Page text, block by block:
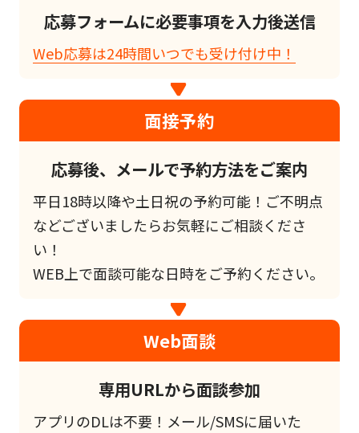
応募フォームに必要事項を入力後送信
Web応募は24時間いつでも受け付け中！
面接予約
応募後、メールで予約方法をご案内
平日18時以降や土日祝の予約可能！ご不明点
などございましたらお気軽にご相談くださ
い！
WEB上で面談可能な日時をご予約ください。
Web面談
専用URLから面談参加
アプリのDLは不要！メール/SMSに届いた